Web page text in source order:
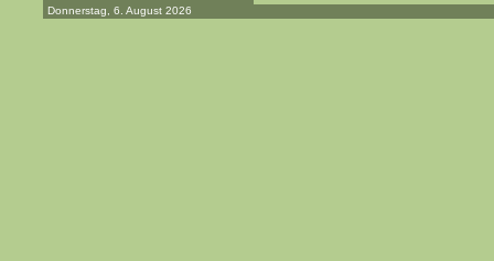
Donnerstag, 6. August 2026